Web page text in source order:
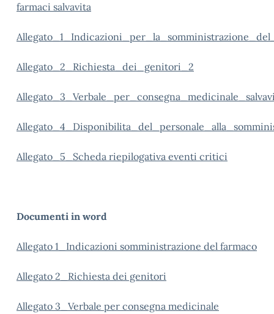
farmaci salvavita
Allegato_2_Richiesta_dei_genitori_2
Allegato_5_Scheda riepilogativa eventi critici
Documenti in word
Allegato 1_Indicazioni somministrazione del farmaco
Allegato 2_Richiesta dei genitori
Allegato 3_Verbale per consegna medicinale